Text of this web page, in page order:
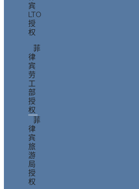
宾
LTO
授
权
菲
律
宾
劳
工
部
授
权
菲
律
宾
旅
游
局
授
权